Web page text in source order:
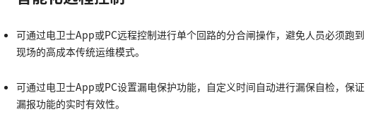
可通过电卫士App或PC远程控制进行单个回路的分合闸操作，避免人员必须跑到
现场的高成本传统运维模式。
可通过电卫士App或PC设置漏电保护功能，自定义时间自动进行漏保自检，保证
漏报功能的实时有效性。